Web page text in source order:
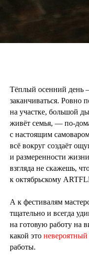
Тёплый осенний день
заканчиваться. Ровно
на участке, большой
живёт семья, — по-
с настоящим
всё вокруг создаёт
и размеренности
взгляда не скажешь,
к октябрьскому
А к фестивалям
тщательно и всегда
на готовую работу на
какой это
работы.